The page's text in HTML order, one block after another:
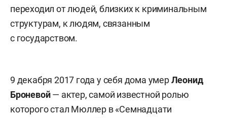
переходил от людей, близких к криминальным
структурам, к людям, связанным
с государством.
9 декабря 2017 года у себя дома умерЛеонид
Броневой— актер, самой известной ролью
которого стал Мюллер в «Семнадцати